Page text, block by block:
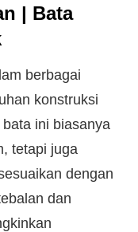
| Bata
berbagai
konstruksi
ini biasanya
tetapi juga
dengan
dan